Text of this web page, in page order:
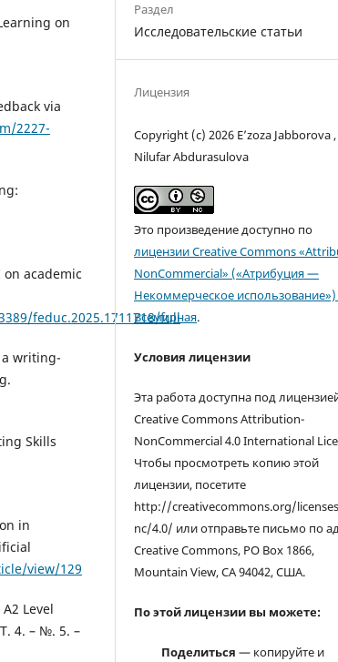
on
via
2227-
academic
feduc.2025.1711718/full
writing-
Skills
in
view/129
Level
4. – №. 5. –
Раздел
Исследовательские статьи
Лицензия
Copyright (c) 2026 Eʼzoza Jabborova ,
Nilufar Abdurasulova
Это произведение доступно по
лицензии Creative Commons
NonCommercial» («Атрибуция —
Некоммерческое использование»)
Всемирная.
Условия лицензии
Эта работа доступна под
Creative Commons Attribution-
NonCommercial 4.0 International
Чтобы просмотреть копию этой
лицензии, посетите
http://creativecommons.org/
nc/4.0/ или отправьте письмо по
Creative Commons, PO Box 1866,
Mountain View, CA 94042, США.
По этой лицензии вы можете:
Поделиться — копируйте и